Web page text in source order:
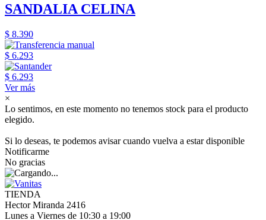
SANDALIA CELINA
$ 8.390
$ 6.293
$ 6.293
Ver más
×
Lo sentimos, en este momento no tenemos stock para el producto
elegido.
Si lo deseas, te podemos avisar cuando vuelva a estar disponible
Notificarme
No gracias
TIENDA
Hector Miranda 2416
Lunes a Viernes de 10:30 a 19:00